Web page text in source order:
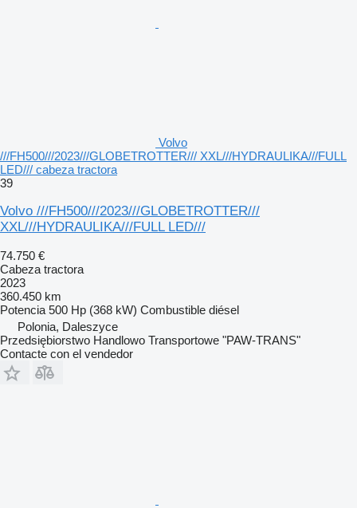
Volvo
///FH500///2023///GLOBETROTTER/// XXL///HYDRAULIKA///FULL
LED/// cabeza tractora
39
Volvo ///FH500///2023///GLOBETROTTER///
XXL///HYDRAULIKA///FULL LED///
74.750 €
Cabeza tractora
2023
360.450 km
Potencia 500 Hp (368 kW) Combustible diésel
Polonia, Daleszyce
Przedsiębiorstwo Handlowo Transportowe "PAW-TRANS"
Contacte con el vendedor